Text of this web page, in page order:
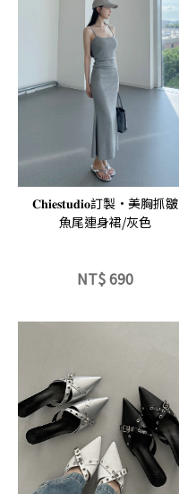
立即選購
𝐂𝐡𝐢𝐞𝐬𝐭𝐮𝐝𝐢𝐨訂製·美胸抓皺
魚尾連身裙/灰色
NT$690